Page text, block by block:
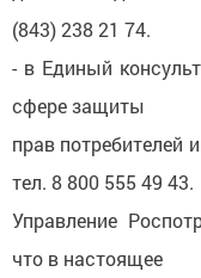
(843) 238 21 74.
- в Единый
сфере защиты
прав потребителей
тел. 8 800 555 49 43.
Управление
что в настоящее